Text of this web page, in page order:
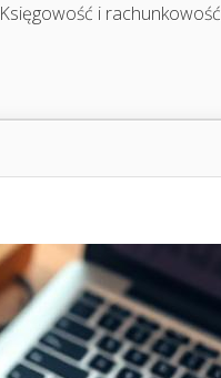
Księgowość i rachunkowość